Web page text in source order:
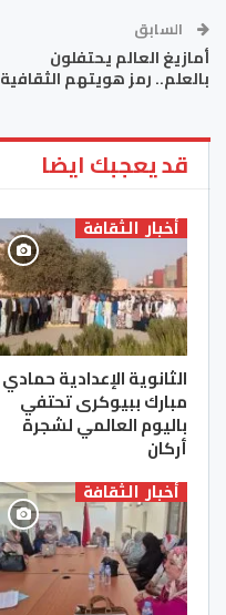
السابق
أمازيغ العالم يحتفلون
بالعلم.. رمز هويتهم الثقافية
قد يعجبك ايضا
أخبار الثقافة
الثانوية الإعدادية حمادي
مبارك ببيوكرى تحتفي
باليوم العالمي لشجرة
أركان
أخبار الثقافة